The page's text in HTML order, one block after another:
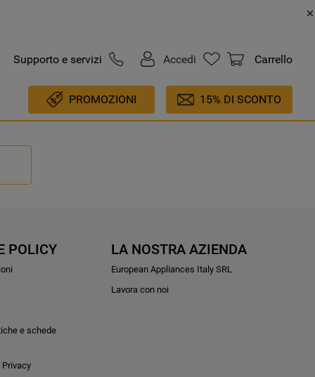
Supporto e servizi Accedi Carrello
PROMOZIONI 15% DI SCONTO
POLICY
e schede
LA NOSTRA AZIENDA
European Appliances Italy SRL
Lavora con noi